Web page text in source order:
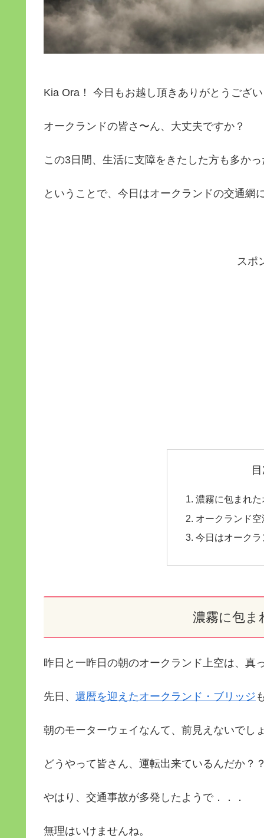
Kia Ora！ 今日もお越し頂きありがとうござ
オークランドの皆さ〜ん、大丈夫ですか？
この3日間、生活に支障をきたした方も多か
ということで、今日はオークランドの交通網
スポ
濃霧に包まれ
オークランド
今日はオーク
濃霧に包ま
昨日と一昨日の朝のオークランド上空は、真
先日、 還暦を迎えたオークランド・ブリッジ
朝のモーターウェイなんて、前見えないでし
どうやって皆さん、運転出来ているんだか？
やはり、交通事故が多発したようで．．．
無理はいけませんね。